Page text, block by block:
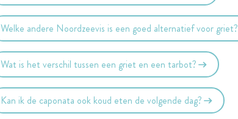
Welke andere Noordzeevis is een goed alternatief voor griet?
Wat is het verschil tussen een griet en een tarbot?
Kan ik de caponata ook koud eten de volgende dag?